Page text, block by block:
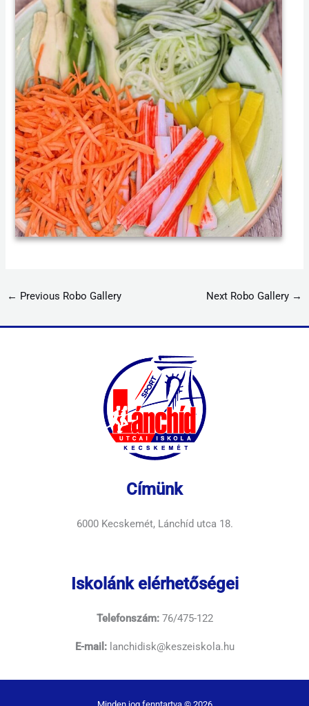
← Previous Robo Gallery Next Robo Gallery →
Címünk
6000 Kecskemét, Lánchíd utca 18.
Iskolánk elérhetőségei
Telefonszám:76/475-122
E-mail:lanchidisk@keszeiskola.hu